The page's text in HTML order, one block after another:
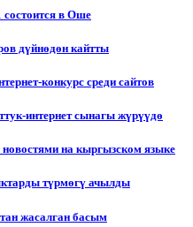
в Оше
дүйнөдөн кайтты
конкурс среди сайтов
интернет сынагы жүрүүдө
на кыргызском языке
түрмөгү ачылды
жасалган басым